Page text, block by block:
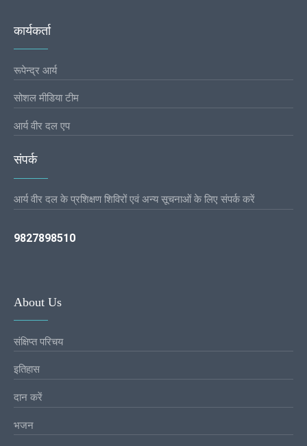
कार्यकर्ता
रूपेन्द्र आर्य
सोशल मीडिया टीम
आर्य वीर दल एप
संपर्क
आर्य वीर दल के प्रशिक्षण शिविरों एवं अन्य सूचनाओं के लिए संपर्क करें
9827898510
About Us
संक्षिप्त परिचय
इतिहास
दान करें
भजन